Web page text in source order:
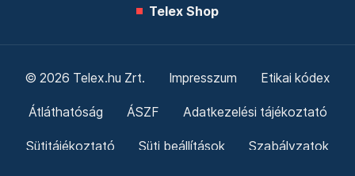
Telex Shop
© 2026 Telex.hu Zrt. Impresszum Etikai kódex
Átláthatóság ÁSZF Adatkezelési tájékoztató
Sütitájékoztató Süti beállítások Szabályzatok